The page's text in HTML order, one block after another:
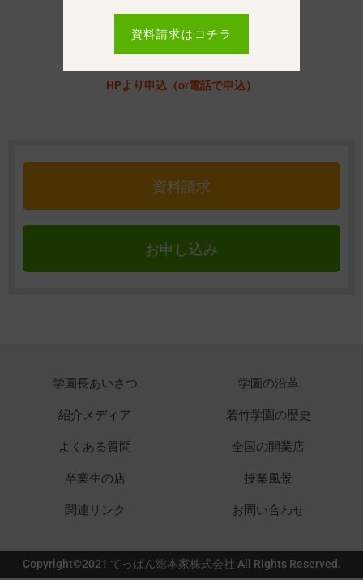
日程の決定
HPより申込（or電話で申込）
資料請求
お申し込み
学園長あいさつ 学園の沿革
紹介メディア 若竹学園の歴史
よくある質問 全国の開業店
卒業生の店 授業風景
関連リンク お問い合わせ
Copyright©2021 てっぱん総本家株式会社 All Rights Reserved.
資料請求はコチラ